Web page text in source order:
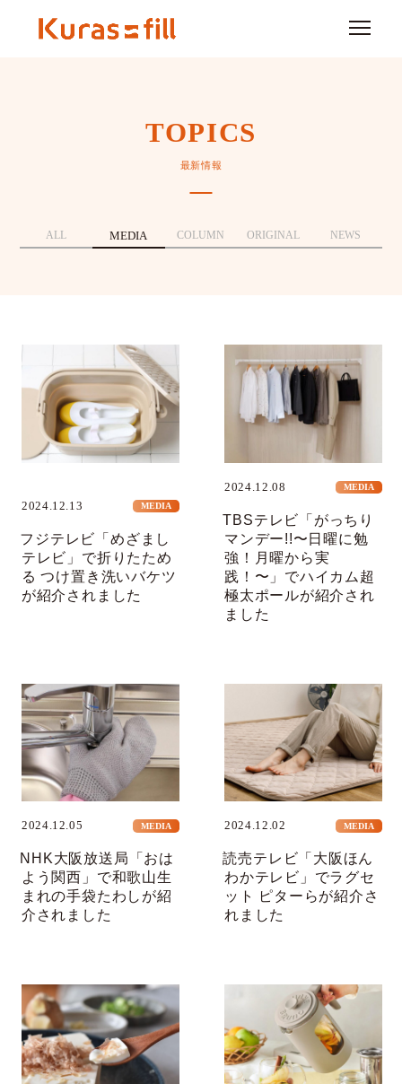
TOPICS
最新情報
ALL MEDIA COLUMN ORIGINAL NEWS
2024.12.13 MEDIA
フジテレビ「めざまし
テレビ」で折りたため
る つけ置き洗いバケツ
が紹介されました
2024.12.08 MEDIA
TBSテレビ「がっちり
マンデー!!〜日曜に勉
強！月曜から実
践！〜」でハイカム超
極太ポールが紹介され
ました
2024.12.05 MEDIA
NHK大阪放送局「おは
よう関西」で和歌山生
まれの手袋たわしが紹
介されました
2024.12.02 MEDIA
読売テレビ「大阪ほん
わかテレビ」でラグセ
ット ピターらが紹介さ
れました